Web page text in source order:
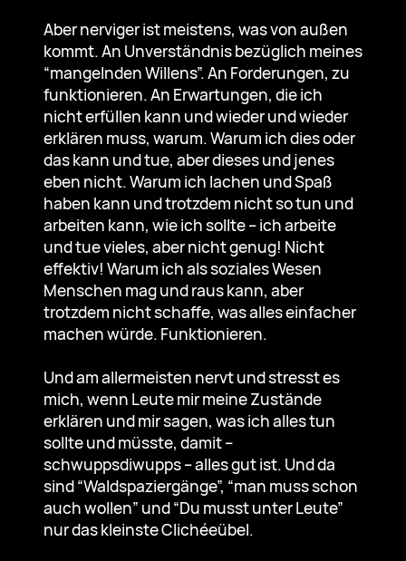
Aber nerviger ist meistens, was von außen
kommt. An Unverständnis bezüglich meines
“mangelnden Willens”. An Forderungen, zu
funktionieren. An Erwartungen, die ich
nicht erfüllen kann und wieder und wieder
erklären muss, warum. Warum ich dies oder
das kann und tue, aber dieses und jenes
eben nicht. Warum ich lachen und Spaß
haben kann und trotzdem nicht so tun und
arbeiten kann, wie ich sollte – ich arbeite
und tue vieles, aber nicht genug! Nicht
effektiv! Warum ich als soziales Wesen
Menschen mag und raus kann, aber
trotzdem nicht schaffe, was alles einfacher
machen würde. Funktionieren.
Und am allermeisten nervt und stresst es
mich, wenn Leute mir meine Zustände
erklären und mir sagen, was ich alles tun
sollte und müsste, damit –
schwuppsdiwupps – alles gut ist. Und da
sind “Waldspaziergänge”, “man muss schon
auch wollen” und “Du musst unter Leute”
nur das kleinste Clichéeübel.